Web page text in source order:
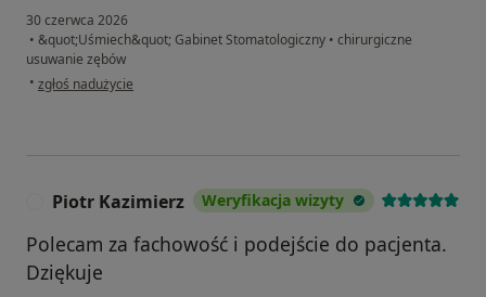
30 czerwca 2026
• &quot;Uśmiech&quot; Gabinet Stomatologiczny • chirurgiczne
usuwanie zębów
• w opinii użytkownika Aleksandra
zgłoś nadużycie
Piotr Kazimierz Weryfikacja wizyty
Polecam za fachowość i podejście do pacjenta.
Dziękuje